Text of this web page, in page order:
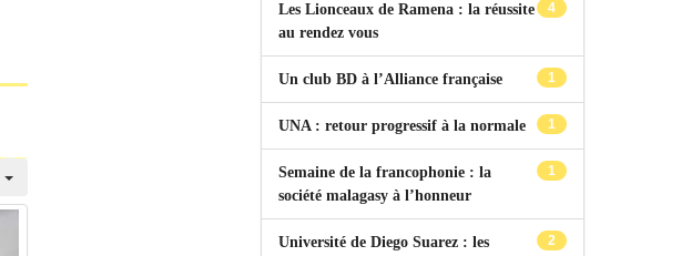
4
Les Lionceaux de Ramena : la réussite
au rendez vous
1
Un club BD à l’Alliance française
1
UNA : retour progressif à la normale
1
Semaine de la francophonie : la
société malagasy à l’honneur
2
Université de Diego Suarez : les